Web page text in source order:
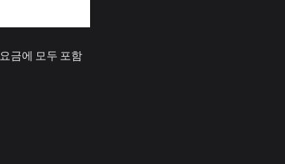
금에 모두 포함